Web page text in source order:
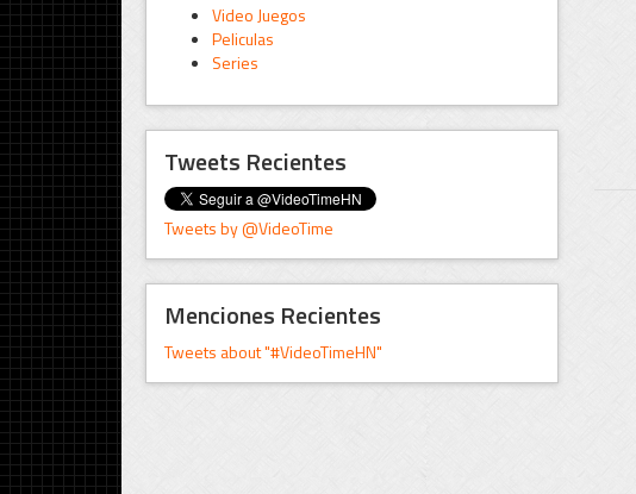
Video Juegos
Peliculas
Series
Tweets Recientes
Tweets by @VideoTime
Menciones Recientes
Tweets about "#VideoTimeHN"